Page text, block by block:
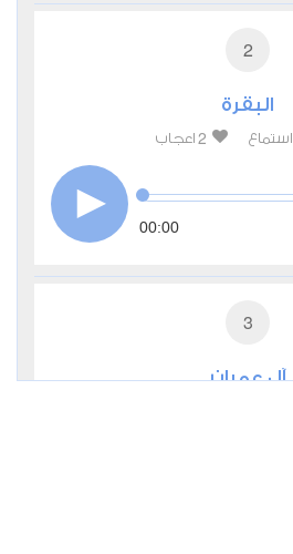
2
البقرة
استماع 2 اعجاب
00:00
3
آل عمران